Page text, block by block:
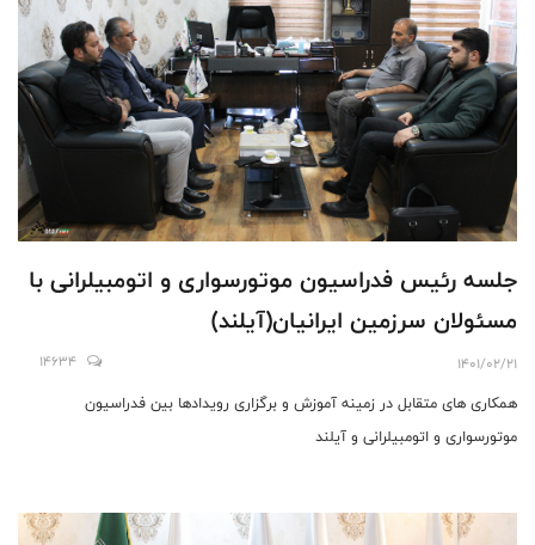
جلسه رئیس فدراسیون موتورسواری و اتومبیلرانی با
مسئولان سرزمین ایرانیان(آیلند)
1401/02/21
14634
همکاری های متقابل در زمینه آموزش و برگزاری رویدادها بین فدراسیون
موتورسواری و اتومبیلرانی و آیلند